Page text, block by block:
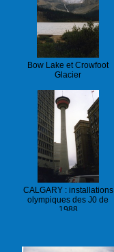
Bow Lake et Crowfoot
Glacier
CALGARY : installations
olympiques des J0 de
1988